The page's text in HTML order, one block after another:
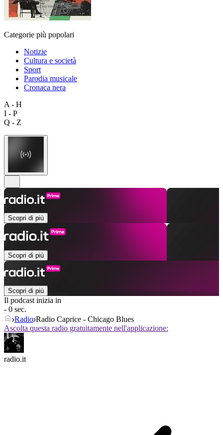
Categorie più popolari
Notizie
Cultura e società
Sport
Parodia musicale
Cronaca nera
A - H
I - P
Q - Z
Scopri di più
Scopri di più
Scopri di più
Il podcast inizia in
- 0 sec.
Radio Radio Caprice - Chicago Blues
Ascolta questa radio gratuitamente nell'applicazione:
radio.it